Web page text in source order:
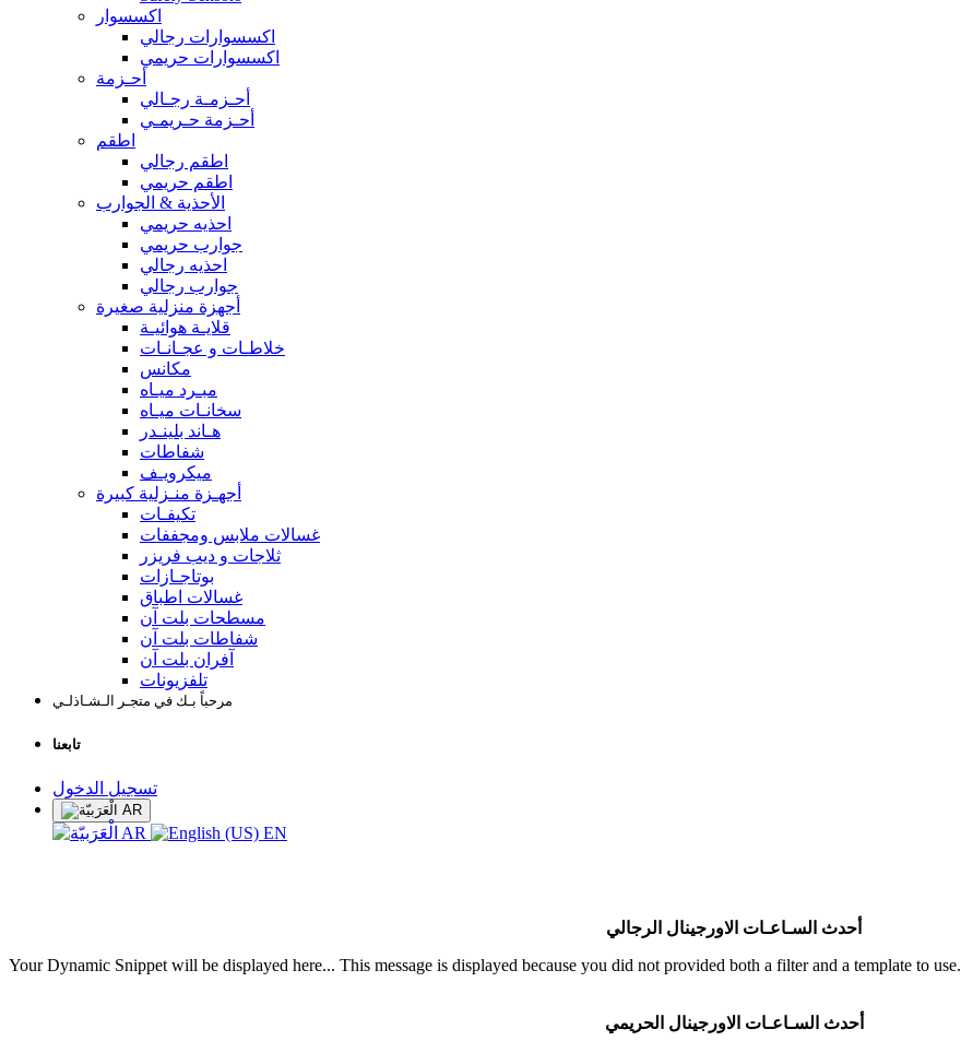
اكسسوار
اكسسوارات رجالي
اكسسوارات حريمي
أحـزمة
أحـزمـة رجـالي
أحـزمة حـريمـي
اطقم
اطقم رجالي
اطقم حريمي
الأحذية & الجوارب
احذيه حريمي
جوارب حريمي
احذيه رجالي
جوارب رجالي
أجهزة منزلية صغيرة
قلايـة هوائيـة
خلاطـات و عجـانـات
مكانس
مبـرد ميـاه
سخانـات ميـاه
هـاند بلينـدر
شفاطات
ميكرويـف
أجهـزة منـزلية كبيرة
تكيفـات
غسالات ملابس ومجففات
ثلاجات و ديب فريزر
بوتاجـازات
غسالات اطباق
مسطحات بلت آن
شفاطات بلت آن
آفران بلت آن
تلفزيونات
مرحباً بـك في متجـر الـشـاذلـي
تابعنا
تسجيل الدخول
AR
AR EN
أحدث السـاعـات الاورجينال الرجالي
Your Dynamic Snippet will be displayed here... This message is displayed because you did not provided both a filter and a template to use.
أحدث السـاعـات الاورجينال الحريمي